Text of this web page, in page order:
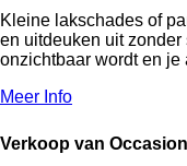
Kleine lakschades of
en uitdeuken uit
onzichtbaar wordt en je
Meer Info
Verkoop van